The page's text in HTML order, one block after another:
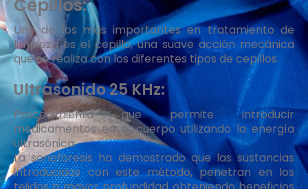
Cepillos:
Uno de los mas importantes en tratamiento de
limpieza es el cepillo, una suave acción mecánica
que se realiza con los diferentes tipos de cepillos.
Ultrasonido 25 KHz:
Procedimiento que permite introducir
medicamentos en el cuerpo utilizando la energía
ultrasónica.
La sonoforesis ha demostrado que las sustancias
introducidas con este método, penetran en los